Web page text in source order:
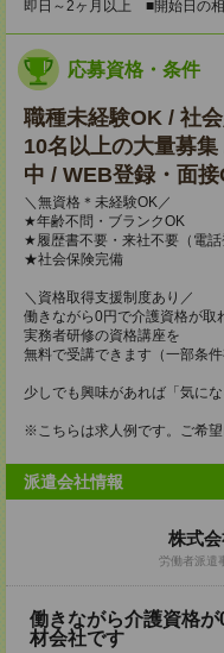
即日～2ヶ月以上 ■開始日の相
応募資格・条件
職種未経験OK / 社
10名以上の大量募
中 / WEB登録・面
＼無資格＊未経験OK／
★年齢不問・ブランクOK
★履歴書不要・来社不要（電話
★社会保険完備
＼資格取得支援制度あり／
働きながら0円で介護資格が取
実務者研修の資格講座を
無料で受講できます（一部条件
少しでも興味があれば「気に
※こちらは求人例です。ご希望
派遣会社情報
株式
労働者派遣
働きながら介護資格
材会社です